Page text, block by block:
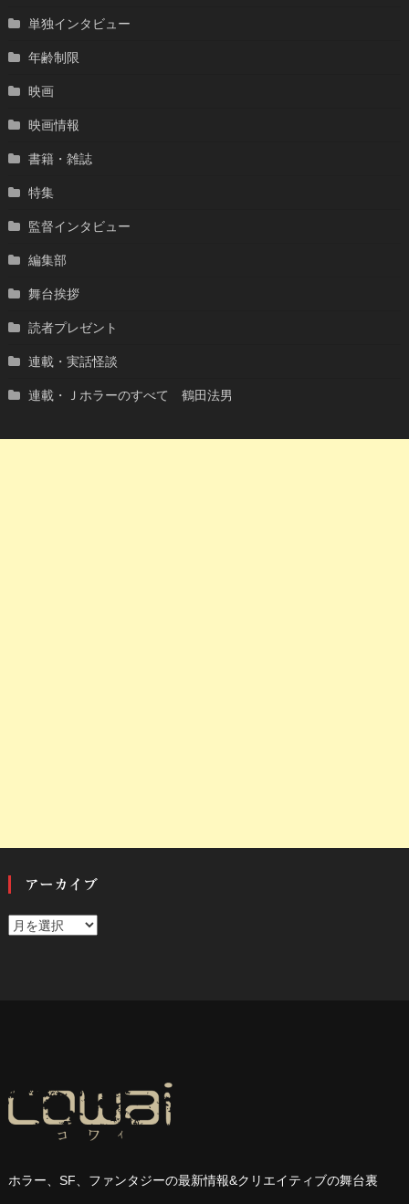
単独インタビュー
年齢制限
映画
映画情報
書籍・雑誌
特集
監督インタビュー
編集部
舞台挨拶
読者プレゼント
連載・実話怪談
連載・Ｊホラーのすべて 鶴田法男
アーカイブ
ア
ホラー、SF、ファンタジーの最新情報&クリエイティブの舞台裏